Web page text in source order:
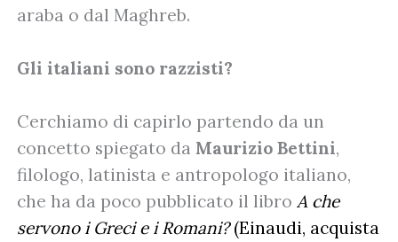
araba o dal Maghreb.
Gli italiani sono razzisti?
Cerchiamo di capirlo partendo da un
concetto spiegato da Maurizio Bettini,
filologo, latinista e antropologo italiano,
che ha da poco pubblicato il libro A che
servono i Greci e i Romani?(Einaudi, acquista